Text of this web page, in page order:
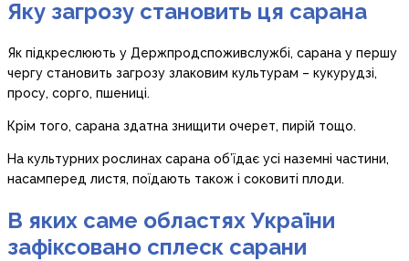
Яку загрозу становить ця сарана
Як підкреслюють у Держпродспоживслужбі, сарана у першу
чергу становить загрозу злаковим культурам – кукурудзі,
просу, сорго, пшениці.
Крім того, сарана здатна знищити очерет, пирій тощо.
На культурних рослинах сарана об’їдає усі наземні частини,
насамперед листя, поїдають також і соковиті плоди.
В яких саме областях України
зафіксовано сплеск сарани